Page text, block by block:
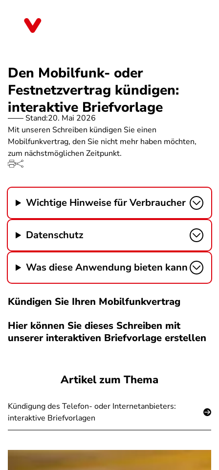
Den Mobilfunk- oder
Festnetzvertrag kündigen:
interaktive Briefvorlage
Stand:20. Mai 2026
Mit unseren Schreiben kündigen Sie einen
Mobilfunkvertrag, den Sie nicht mehr haben möchten,
zum nächstmöglichen Zeitpunkt.
Wichtige Hinweise für Verbraucher
Datenschutz
Was diese Anwendung bieten kann
Kündigen Sie Ihren Mobilfunkvertrag
Hier können Sie dieses Schreiben mit
unserer interaktiven Briefvorlage erstellen
Artikel zum Thema
Kündigung des Telefon- oder Internetanbieters:
interaktive Briefvorlagen